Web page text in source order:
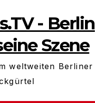
- Berlin
Szene
weltweiten Berliner